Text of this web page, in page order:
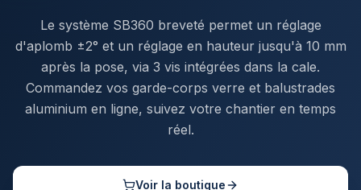
Le système SB360 breveté permet un réglage
d'aplomb ±2° et un réglage en hauteur jusqu'à 10 mm
après la pose, via 3 vis intégrées dans la cale.
Commandez vos garde-corps verre et balustrades
aluminium en ligne, suivez votre chantier en temps
réel.
Voir la boutique